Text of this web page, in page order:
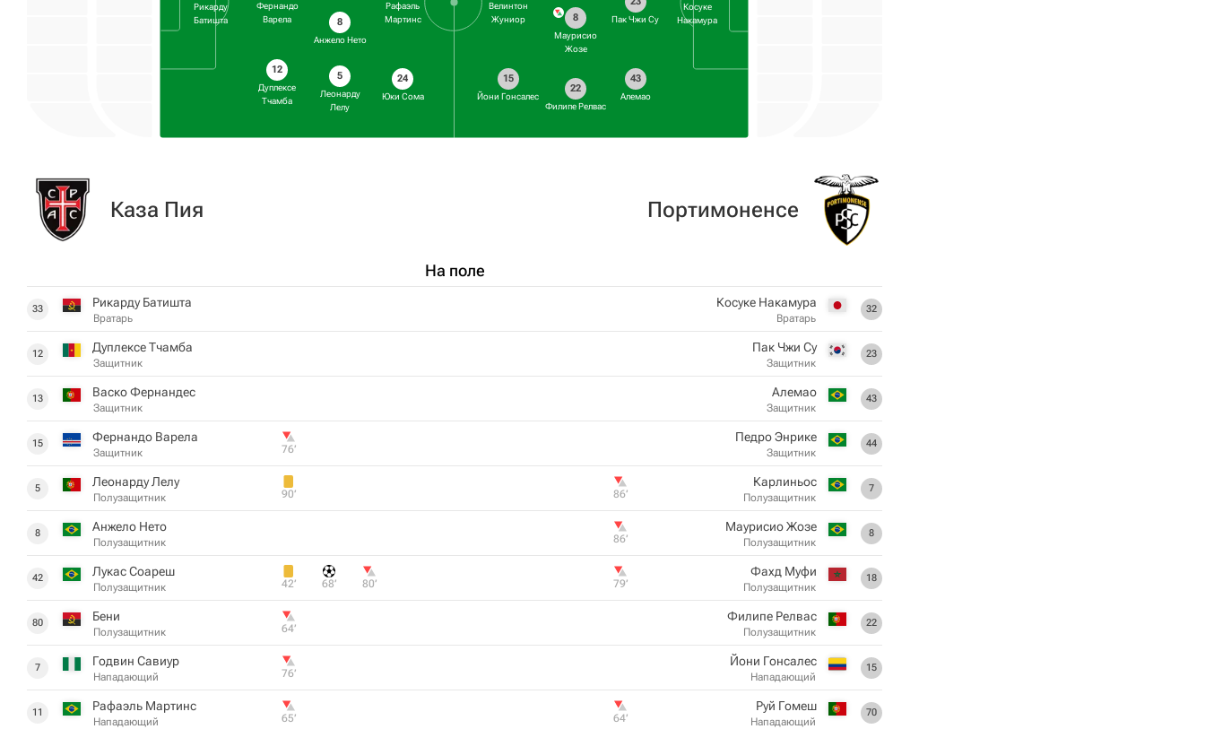
Рикарду
Батишта
Фернандо
Варела
12
Дуплексе
Тчамба
8
Анжело Нето
5
Леонарду
Лелу
Рафаэль
Мартинс
24
Юки Сома
Косуке
Накамура
Пак Чжи Су
43
Алемао
8
Маурисио
Жозе
22
Филипе Релвас
Велинтон
Жуниор
15
Йони Гонсалес
Каза Пия
На поле
33 Рикарду Батишта
Вратарь
12 Дуплексе Тчамба
Защитник
13 Васко Фернандес
Защитник
15 Фернандо Варела
Защитник 76‎’‎
5 Леонарду Лелу
Полузащитник 90‎’‎
8 Анжело Нето
Полузащитник
42 Лукас Соареш
Полузащитник 42‎’‎ 68‎’‎ 80‎’‎
80 Бени
Полузащитник 64‎’‎
7 Годвин Савиур
Нападающий 76‎’‎
11 Рафаэль Мартинс
Нападающий 65‎’‎
Портимоненсе
32
Косуке Накамура
Вратарь
23
Пак Чжи Су
Защитник
43
Алемао
Защитник
44
Педро Энрике
Защитник
7
Карлиньос
Полузащитник
86‎’‎
8
Маурисио Жозе
Полузащитник
86‎’‎
18
Фахд Муфи
Полузащитник
79‎’‎
22
Филипе Релвас
Полузащитник
15
Йони Гонсалес
Нападающий
70
Руй Гомеш
Нападающий
64‎’‎